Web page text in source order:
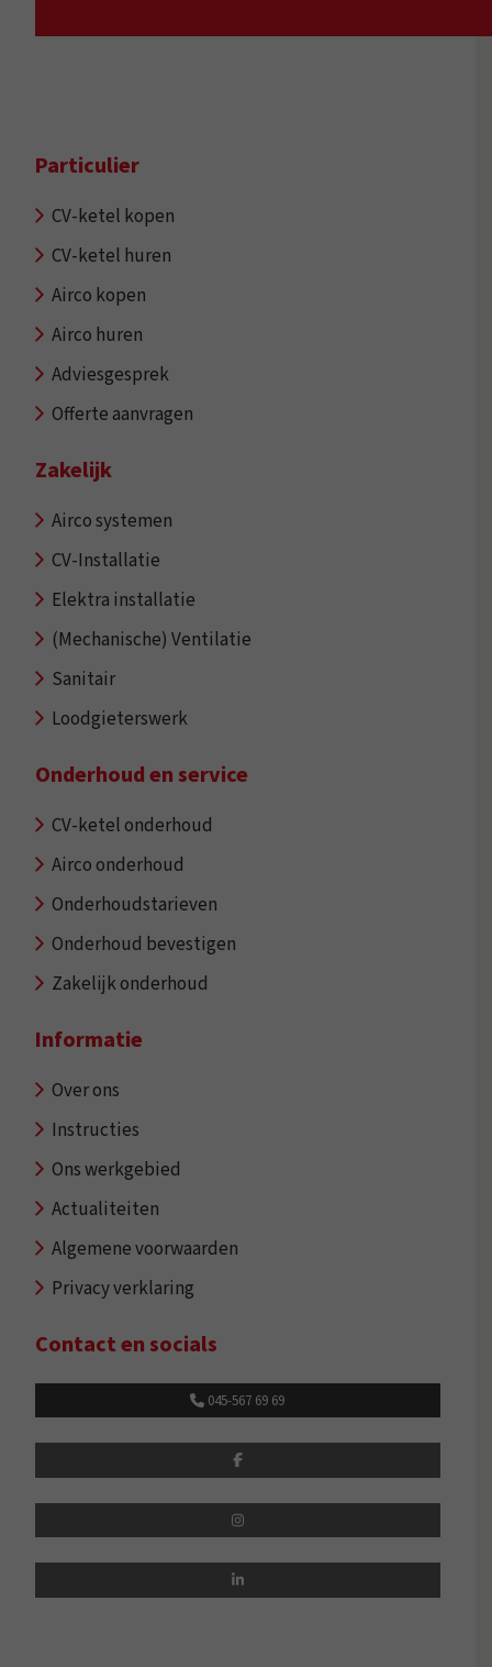
Particulier
CV-ketel kopen
CV-ketel huren
Airco kopen
Airco huren
Adviesgesprek
Offerte aanvragen
Zakelijk
Airco systemen
CV-Installatie
Elektra installatie
(Mechanische) Ventilatie
Sanitair
Loodgieterswerk
Onderhoud en service
CV-ketel onderhoud
Airco onderhoud
Onderhoudstarieven
Onderhoud bevestigen
Zakelijk onderhoud
Informatie
Over ons
Instructies
Ons werkgebied
Actualiteiten
Algemene voorwaarden
Privacy verklaring
Contact en socials
045-567 69 69